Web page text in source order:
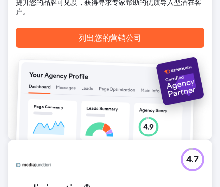
提升您的品牌可见度，获得寻求专家帮助的优质导入型潜在客
户。
列出您的营销公司
4.7